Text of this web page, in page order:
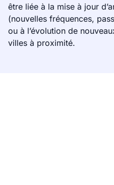
être liée à la mise à jour
(nouvelles fréquences,
ou à l’évolution de
villes à proximité.